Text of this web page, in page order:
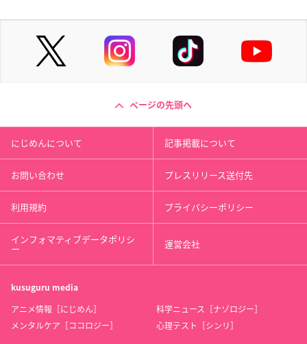
ページの先頭へ
にじめんについて 記事掲載について
お問い合わせ プレスリリース送付先
利用規約 プライバシーポリシー
インフォマティブデータポリシ
ー 運営会社
kusuguru media
アニメ情報［にじめん］
科学ニュース［ナゾロジー］
メンタルケア［ココロジー］
心理テスト［シンリ］